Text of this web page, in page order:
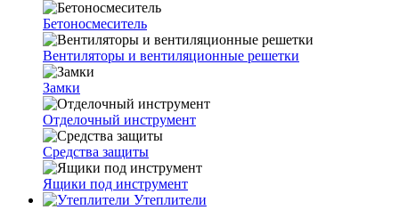
Бетоносмеситель
Вентиляторы и вентиляционные решетки
Замки
Отделочный инструмент
Средства защиты
Ящики под инструмент
Утеплители